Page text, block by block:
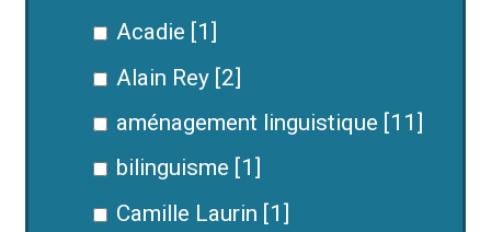
Acadie [1]
Alain Rey [2]
aménagement linguistique [11]
bilinguisme [1]
Camille Laurin [1]